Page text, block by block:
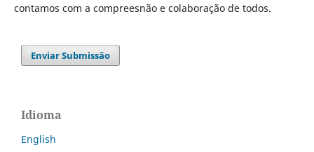
contamos com a compreesnão e colaboração de todos.
Enviar Submissão
Idioma
English